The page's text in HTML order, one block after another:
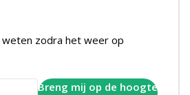
weten zodra het weer op
Breng mij op de hoogte